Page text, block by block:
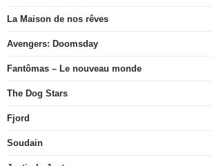
La Maison de nos rêves
Avengers: Doomsday
Fantômas – Le nouveau monde
The Dog Stars
Fjord
Soudain